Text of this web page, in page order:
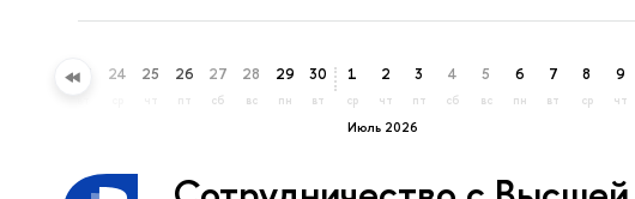
23 24 25 26
пт
27
сб
28
вс
29
пн
30
вт
Июль 2026
1
ср
2
чт
3
пт
4
сб
5
вс
6
пн
7
вт
8
ср
9
чт